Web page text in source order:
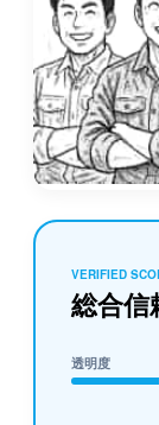
VERIFIED
総合信
透明度